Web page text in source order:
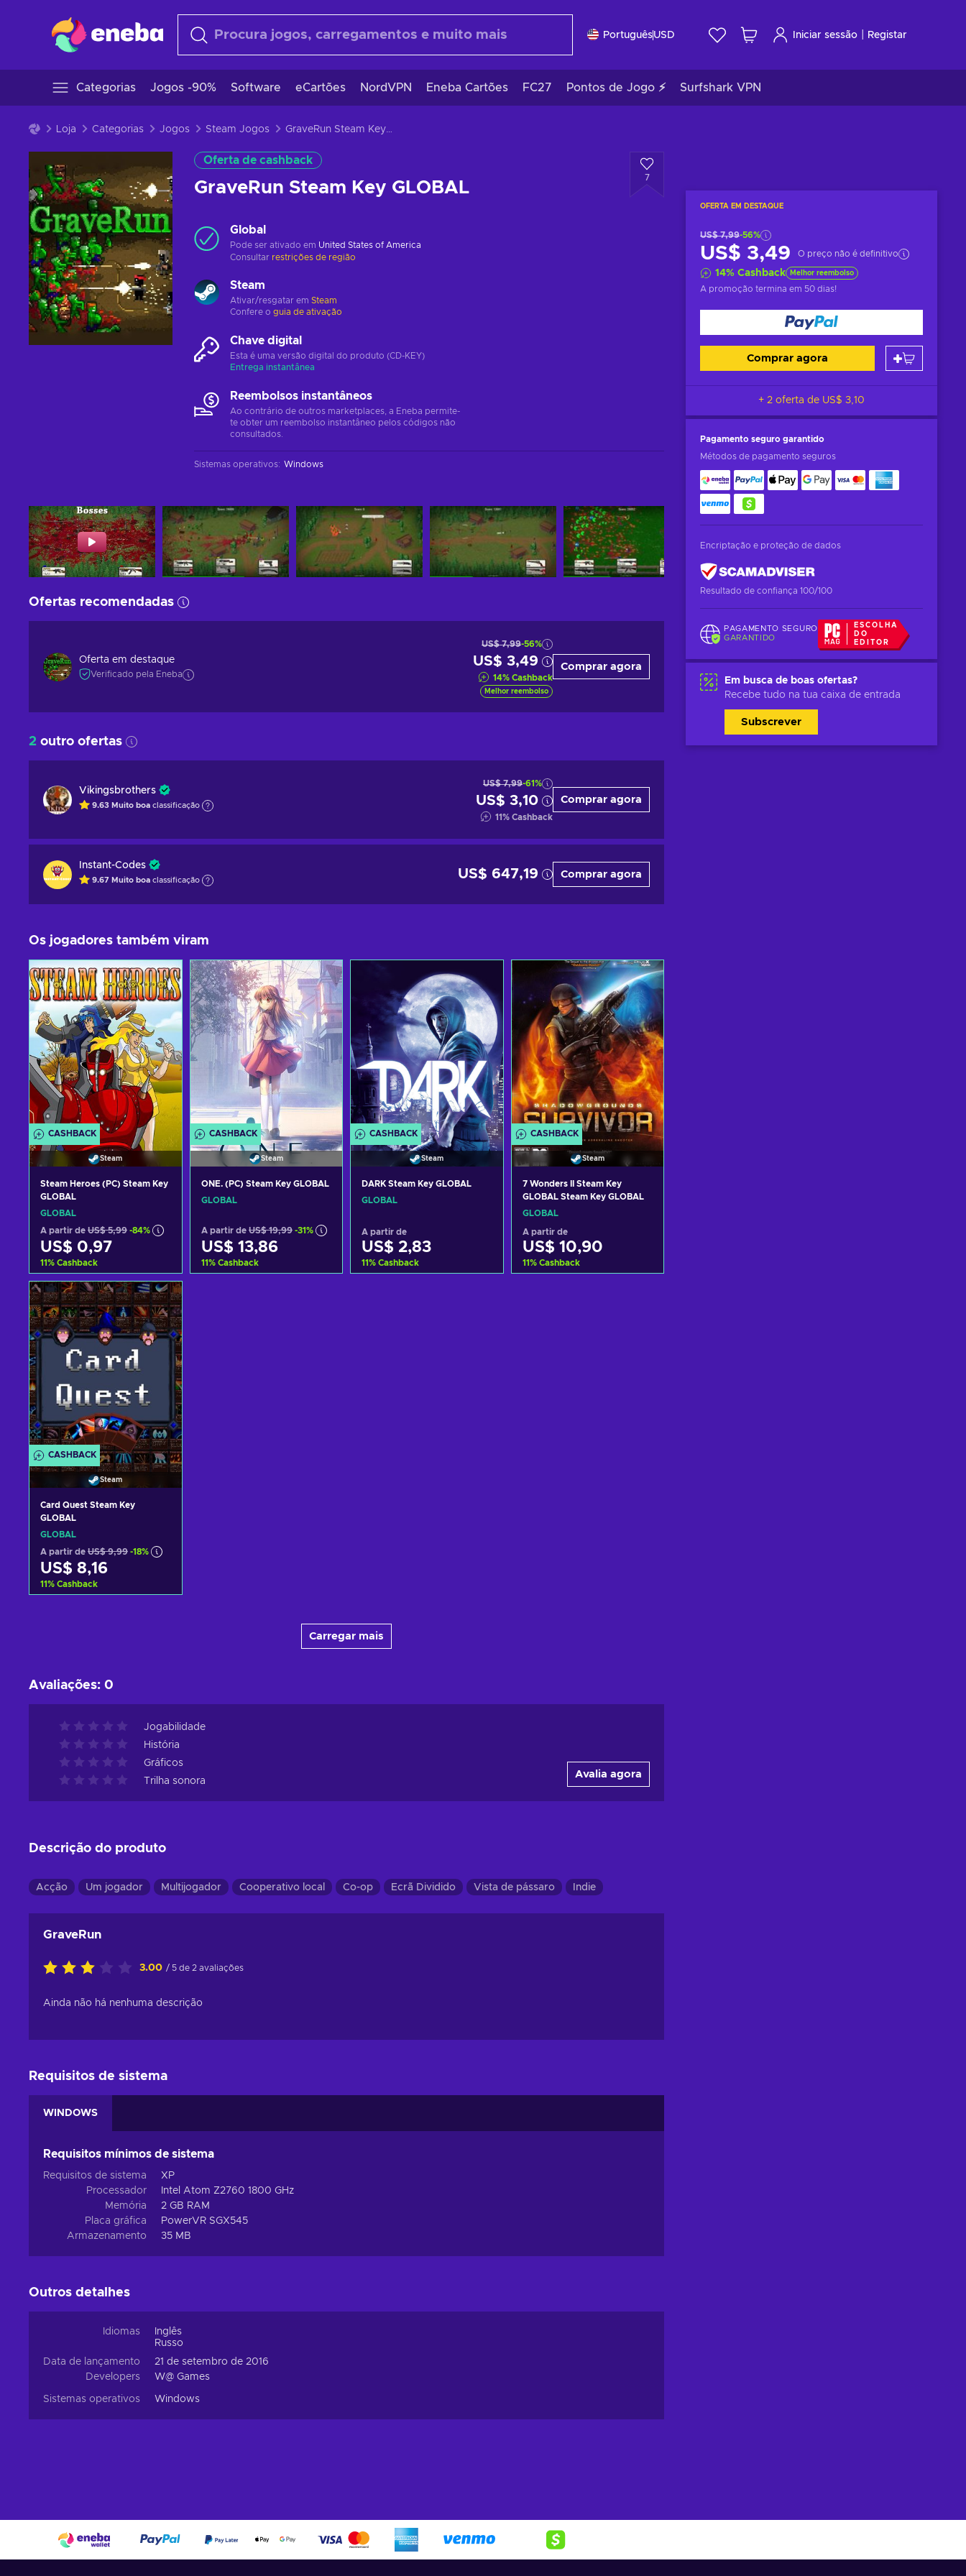
PortuguêsUSD Iniciar sessão Registar
Categorias Jogos -90% Software eCartões NordVPN Eneba Cartões FC27 Pontos de Jogo ⚡ Surfshark VPN
Loja Categorias Jogos Steam Jogos GraveRun Steam Key GLOBAL
Oferta de cashback
GraveRun Steam Key GLOBAL
7
OFERTA EM DESTAQUE
US$ 7,99-56%
US$ 3,49 O preço não é definitivo
14% Cashback Melhor reembolso
A promoção termina em 50 dias!
Comprar agora
+ 2 oferta de US$ 3,10
Pagamento seguro garantido
Métodos de pagamento seguros
Encriptação e proteção de dados
Resultado de confiança 100/100
PAGAMENTO SEGURO
GARANTIDO
ESCOLHA
DO
EDITOR
Em busca de boas ofertas?
Recebe tudo na tua caixa de entrada
Subscrever
Global
Pode ser ativado em United States of America
Consultar restrições de região
Steam
Ativar/resgatar em Steam
Confere o guia de ativação
Chave digital
Esta é uma versão digital do produto (CD-KEY)
Entrega instantânea
Reembolsos instantâneos
Ao contrário de outros marketplaces, a Eneba permite-
te obter um reembolso instantâneo pelos códigos não
consultados.
Sistemas operativos: Windows
Ofertas recomendadas
Oferta em destaque
Verificado pela Eneba
US$ 7,99-56%
US$ 3,49
14% Cashback
Melhor reembolso
Comprar agora
2 outro ofertas
Vikingsbrothers
9.63 Muito boa classificação
US$ 7,99-61%
US$ 3,10
11% Cashback
Comprar agora
Instant-Codes
9.67 Muito boa classificação US$ 647,19 Comprar agora
Os jogadores também viram
CASHBACK
Steam
Steam Heroes (PC) Steam Key
GLOBAL
GLOBAL
A partir de US$ 5,99 -84%
US$ 0,97
11% Cashback
Adicionar ao carrinho
Consultar ofertas
CASHBACK
Steam
ONE. (PC) Steam Key GLOBAL
GLOBAL
A partir de US$ 19,99 -31%
US$ 13,86
11% Cashback
CASHBACK
Steam
DARK Steam Key GLOBAL
GLOBAL
A partir de
US$ 2,83
11% Cashback
CASHBACK
Steam
7 Wonders II Steam Key
GLOBAL Steam Key GLOBAL
GLOBAL
A partir de
US$ 10,90
11% Cashback
CASHBACK
Steam
Card Quest Steam Key
GLOBAL
GLOBAL
A partir de US$ 9,99 -18%
US$ 8,16
11% Cashback
Carregar mais
Avaliações: 0
Jogabilidade
História
Gráficos
Trilha sonora
Avalia agora
Descrição do produto
Acção Um jogador Multijogador Cooperativo local Co-op Ecrã Dividido Vista de pássaro Indie
GraveRun
3.00 / 5 de 2 avaliações
Ainda não há nenhuma descrição
Requisitos de sistema
WINDOWS
Requisitos mínimos de sistema
Requisitos de sistema
XP
Processador
Intel Atom Z2760 1800 GHz
Memória
2 GB RAM
Placa gráfica
PowerVR SGX545
Armazenamento
35 MB
Outros detalhes
Idiomas
Inglês
Russo
Data de lançamento
21 de setembro de 2016
Developers
W@ Games
Sistemas operativos Windows